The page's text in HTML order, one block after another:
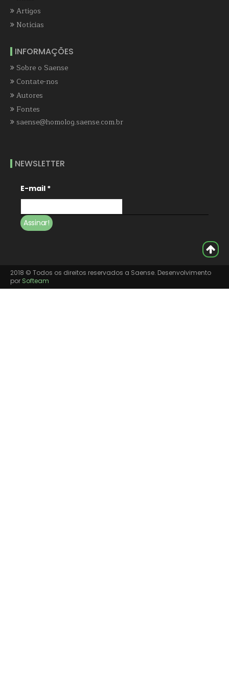
Artigos
Notícias
INFORMAÇÕES
Sobre o Saense
Contate-nos
Autores
Fontes
saense@homolog.saense.com.br
NEWSLETTER
E-mail *
2018 © Todos os direitos reservados a Saense. Desenvolvimento
por Softeam